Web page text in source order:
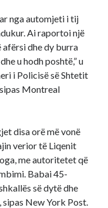
nga automjeti i tij
Ai raportoi një
dhe dy burra
u hodh poshtë,” u
i Policisë së Shtetit
Montreal
disa orë më vonë
verior të Liqenit
me autoritetet që
Babai 45-
së dytë dhe
New York Post.